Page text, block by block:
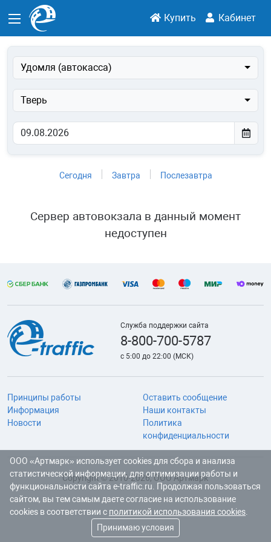
Купить Кабинет
Удомля (автокасса)
Тверь
Сегодня Завтра Послезавтра
Сервер автовокзала в данный момент
недоступен
Служба поддержки сайта
8-800-700-5787
с 5:00 до 22:00 (МСК)
Принципы работы
Информация
Новости
Оставить сообщение
Наши контакты
Политика
конфиденциальности
Copyright © 2010-2026, ООО Артмарк
ООО «Артмарк» использует cookies для сбора и анализа
статистической информации, для оптимизации работы и
функциональности сайта e-traffic.ru. Продолжая пользоваться
сайтом, вы тем самым даете согласие на использование
cookies в соответствии с политикой использования cookies.
Принимаю условия